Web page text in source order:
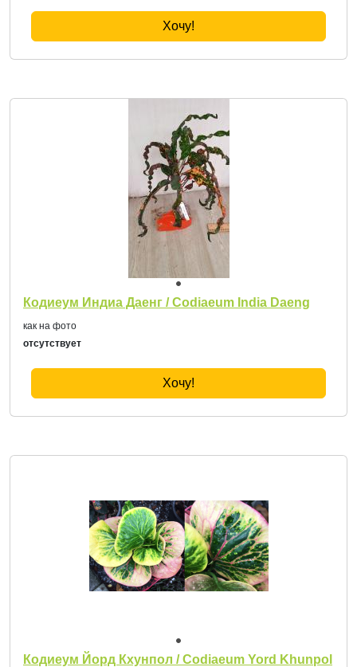
Хочу!
Кодиеум Индиа Даенг / Codiaeum India Daeng
как на фото
отсутствует
Хочу!
Кодиеум Йорд Кхунпол / Codiaeum Yord Khunpol